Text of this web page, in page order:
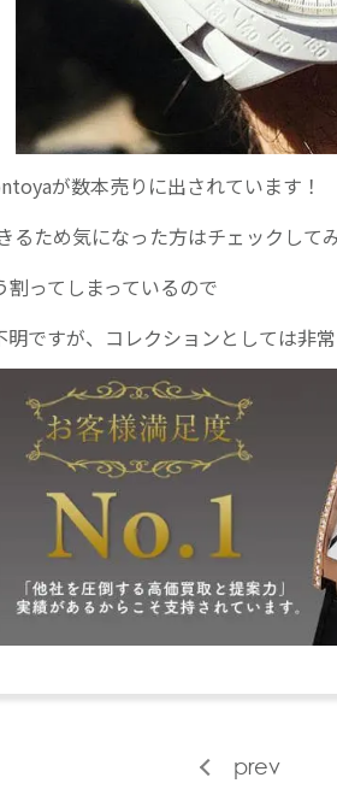
が数本売りに出されています！
るため気になった方はチェックして
ってしまっているので
ですが、コレクションとしては非
prev